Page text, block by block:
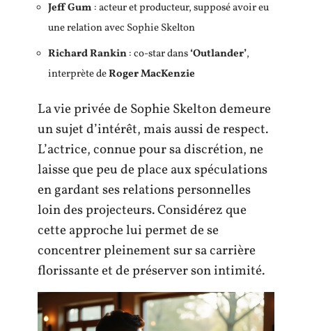
Jeff Gum : acteur et producteur, supposé avoir eu
une relation avec Sophie Skelton
Richard Rankin: co-star dans‘Outlander’,
interprète deRoger MacKenzie
La vie privée de Sophie Skelton demeure
un sujet d’intérêt, mais aussi de respect.
L’actrice, connue pour sa discrétion, ne
laisse que peu de place aux spéculations
en gardant ses relations personnelles
loin des projecteurs. Considérez que
cette approche lui permet de se
concentrer pleinement sur sa carrière
florissante et de préserver son intimité.